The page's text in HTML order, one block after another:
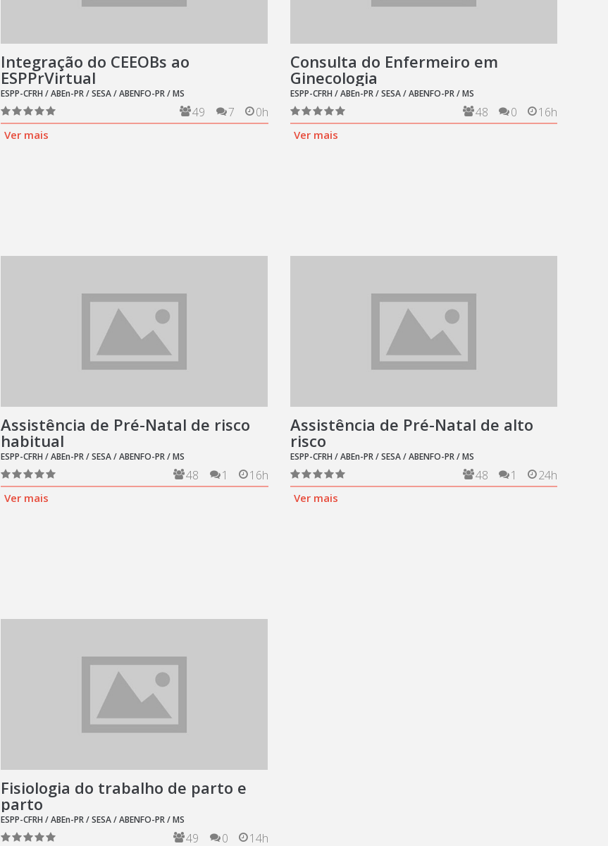
Integração do CEEOBs ao
ESPPrVirtual
ESPP-CFRH / ABEn-PR / SESA / ABENFO-PR / MS
0h
7
49
Ver mais
Consulta do Enfermeiro em
Ginecologia
ESPP-CFRH / ABEn-PR / SESA / ABENFO-PR / MS
16h
0
48
Ver mais
Assistência de Pré-Natal de risco
habitual
ESPP-CFRH / ABEn-PR / SESA / ABENFO-PR / MS
16h
1
48
Ver mais
Assistência de Pré-Natal de alto
risco
ESPP-CFRH / ABEn-PR / SESA / ABENFO-PR / MS
24h
1
48
Ver mais
Fisiologia do trabalho de parto e
parto
ESPP-CFRH / ABEn-PR / SESA / ABENFO-PR / MS
14h
0
49